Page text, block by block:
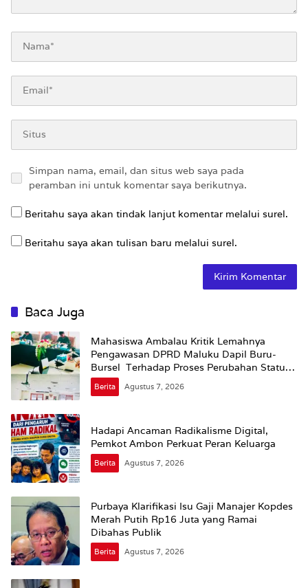
Simpan nama, email, dan situs web saya pada
peramban ini untuk komentar saya berikutnya.
Beritahu saya akan tindak lanjut komentar melalui surel.
Beritahu saya akan tulisan baru melalui surel.
Baca Juga
Mahasiswa Ambalau Kritik Lemahnya
Pengawasan DPRD Maluku Dapil Buru-
Bursel Terhadap Proses Perubahan Status
Jalan
Berita Agustus 7, 2026
Hadapi Ancaman Radikalisme Digital,
Pemkot Ambon Perkuat Peran Keluarga
Berita Agustus 7, 2026
Purbaya Klarifikasi Isu Gaji Manajer Kopdes
Merah Putih Rp16 Juta yang Ramai
Dibahas Publik
Berita Agustus 7, 2026